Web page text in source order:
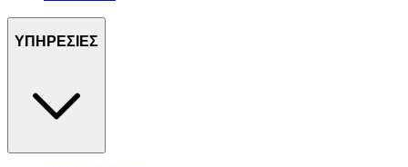
ΥΠΗΡΕΣΙΕΣ